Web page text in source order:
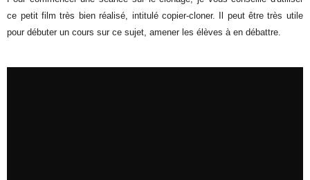
ce petit film très bien réalisé, intitulé copier-cloner. Il peut être très utile
pour débuter un cours sur ce sujet, amener les élèves à en débattre.